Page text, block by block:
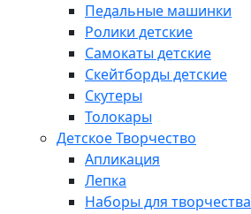
Педальные машинки
Ролики детские
Самокаты детские
Скейтборды детские
Скутеры
Толокары
Детское Творчество
Апликация
Лепка
Наборы для творчества